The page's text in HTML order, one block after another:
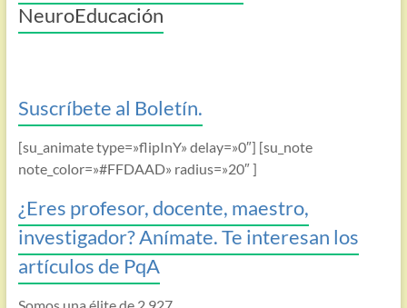
NeuroEducación
Suscríbete al Boletín.
[su_animate type=»flipInY» delay=»0″] [su_note
note_color=»#FFDAAD» radius=»20″ ]
¿Eres profesor, docente, maestro,
investigador? Anímate. Te interesan los
artículos de PqA